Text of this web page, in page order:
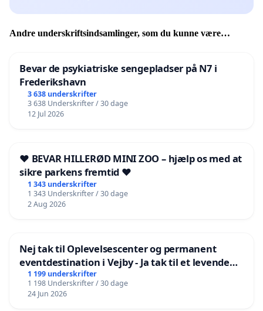
Andre underskriftsindsamlinger, som du kunne være
Bevar de psykiatriske sengepladser på N7 i
Frederikshavn
3 638 underskrifter
3 638 Underskrifter / 30 dage
12 Jul 2026
❤️ BEVAR HILLERØD MINI ZOO – hjælp os med at
sikre parkens fremtid ❤️
1 343 underskrifter
1 343 Underskrifter / 30 dage
2 Aug 2026
Nej tak til Oplevelsescenter og permanent
eventdestination i Vejby - Ja tak til et levende
lokalområde i balance
1 199 underskrifter
1 198 Underskrifter / 30 dage
24 Jun 2026